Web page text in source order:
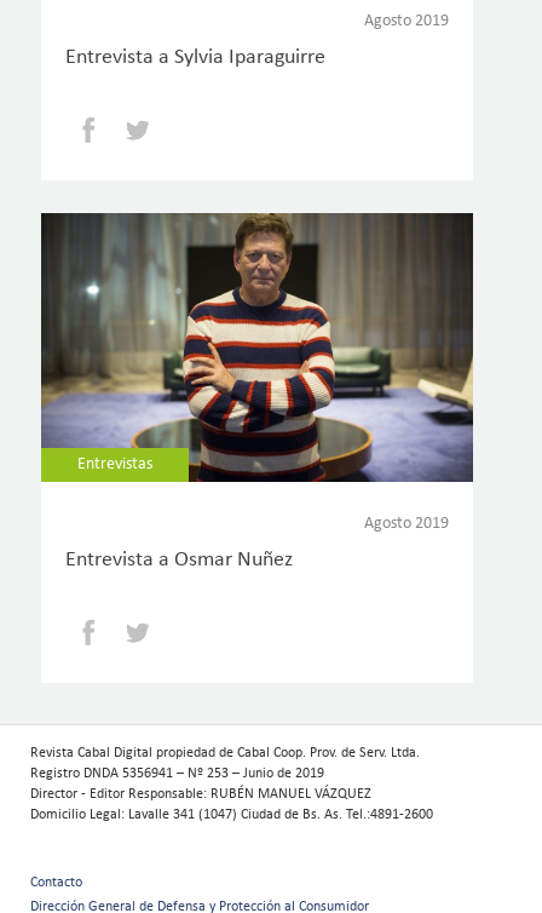
Agosto 2019
Entrevista a Sylvia Iparaguirre
Facebook
Entrevistas
Agosto 2019
Entrevista a Osmar Nuñez
Facebook
Revista Cabal Digital propiedad de Cabal Coop. Prov. de Serv. Ltda.
Registro DNDA 5356941 – Nº 253 – Junio de 2019
Director - Editor Responsable: RUBÉN MANUEL VÁZQUEZ
Domicilio Legal: Lavalle 341 (1047) Ciudad de Bs. As. Tel.:4891-2600
Contacto
Dirección General de Defensa y Protección al Consumidor